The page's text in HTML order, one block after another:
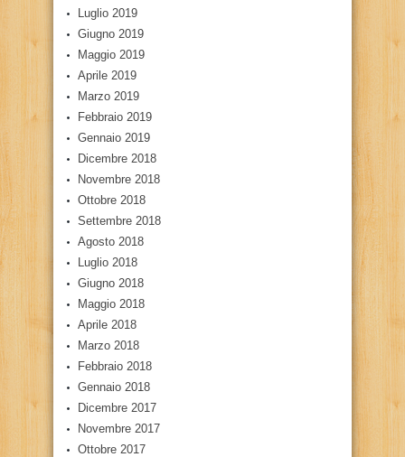
Luglio 2019
Giugno 2019
Maggio 2019
Aprile 2019
Marzo 2019
Febbraio 2019
Gennaio 2019
Dicembre 2018
Novembre 2018
Ottobre 2018
Settembre 2018
Agosto 2018
Luglio 2018
Giugno 2018
Maggio 2018
Aprile 2018
Marzo 2018
Febbraio 2018
Gennaio 2018
Dicembre 2017
Novembre 2017
Ottobre 2017